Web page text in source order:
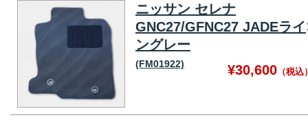
ニッサン セレナ
GNC27/GFNC27 JADEライ
ングレー
(FM01922) ¥30,600 （税込